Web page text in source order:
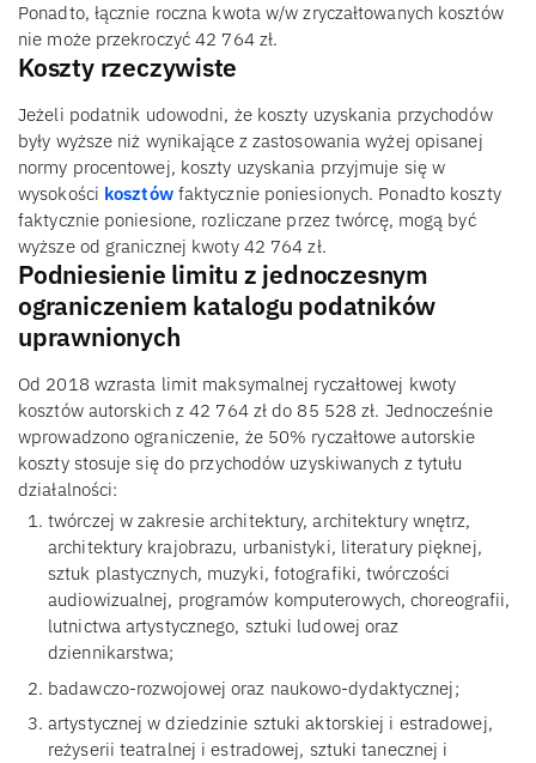
Ponadto, łącznie roczna kwota w/w zryczałtowanych kosztów
nie może przekroczyć 42 764 zł.
Koszty rzeczywiste
Jeżeli podatnik udowodni, że koszty uzyskania przychodów
były wyższe niż wynikające z zastosowania wyżej opisanej
normy procentowej, koszty uzyskania przyjmuje się w
wysokości kosztówfaktycznie poniesionych. Ponadto koszty
faktycznie poniesione, rozliczane przez twórcę, mogą być
wyższe od granicznej kwoty 42 764 zł.
Podniesienie limitu z jednoczesnym
ograniczeniem katalogu podatników
uprawnionych
Od 2018 wzrasta limit maksymalnej ryczałtowej kwoty
kosztów autorskich z 42 764 zł do 85 528 zł. Jednocześnie
wprowadzono ograniczenie, że 50% ryczałtowe autorskie
koszty stosuje się do przychodów uzyskiwanych z tytułu
działalności:
twórczej w zakresie architektury, architektury wnętrz,
architektury krajobrazu, urbanistyki, literatury pięknej,
sztuk plastycznych, muzyki, fotografiki, twórczości
audiowizualnej, programów komputerowych, choreografii,
lutnictwa artystycznego, sztuki ludowej oraz
dziennikarstwa;
badawczo-rozwojowej oraz naukowo-dydaktycznej;
artystycznej w dziedzinie sztuki aktorskiej i estradowej,
reżyserii teatralnej i estradowej, sztuki tanecznej i